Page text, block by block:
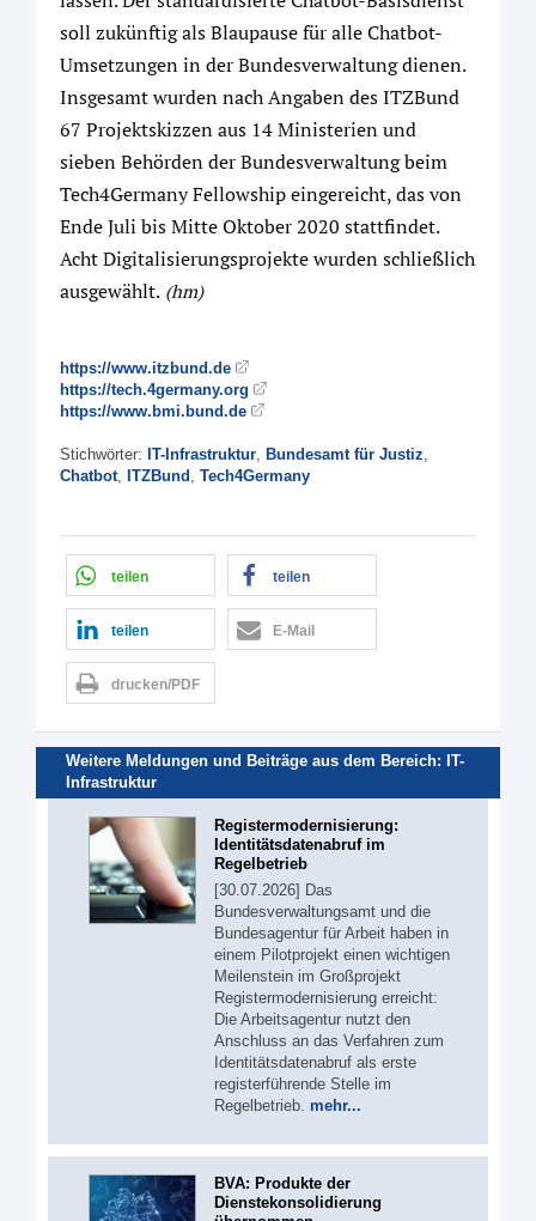
soll zukünftig als Blaupause für alle Chatbot-
Umsetzungen in der Bundesverwaltung dienen.
Insgesamt wurden nach Angaben des ITZBund
67 Projektskizzen aus 14 Ministerien und
sieben Behörden der Bundesverwaltung beim
Tech4Germany Fellowship eingereicht, das von
Ende Juli bis Mitte Oktober 2020 stattfindet.
Acht Digitalisierungsprojekte wurden schließlich
ausgewählt. (hm)
https://www.itzbund.de
https://tech.4germany.org
https://www.bmi.bund.de
Stichwörter: IT-Infrastruktur, Bundesamt für Justiz,
Chatbot, ITZBund , Tech4Germany
teilen teilen
teilen E-Mail
drucken/PDF
Weitere Meldungen und Beiträge aus dem Bereich: IT-
Infrastruktur
Registermodernisierung:
Identitätsdatenabruf im
Regelbetrieb
[30.07.2026] Das
Bundesverwaltungsamt und die
Bundesagentur für Arbeit haben in
einem Pilotprojekt einen wichtigen
Meilenstein im Großprojekt
Registermodernisierung erreicht:
Die Arbeitsagentur nutzt den
Anschluss an das Verfahren zum
Identitätsdatenabruf als erste
registerführende Stelle im
Regelbetrieb. mehr...
BVA: Produkte der
Dienstekonsolidierung